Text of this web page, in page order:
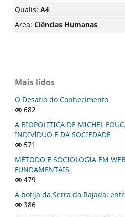
Qualis: A4
Área: Ciências Humanas
Mais lidos
O Desafio do Conhecimento
682
A BIOPOLÍTICA DE MICHEL
INDIVÍDUO E DA SOCIEDADE
571
MÉTODO E SOCIOLOGIA EM
FUNDAMENTAIS
479
A botija da Serra da Rajada:
386